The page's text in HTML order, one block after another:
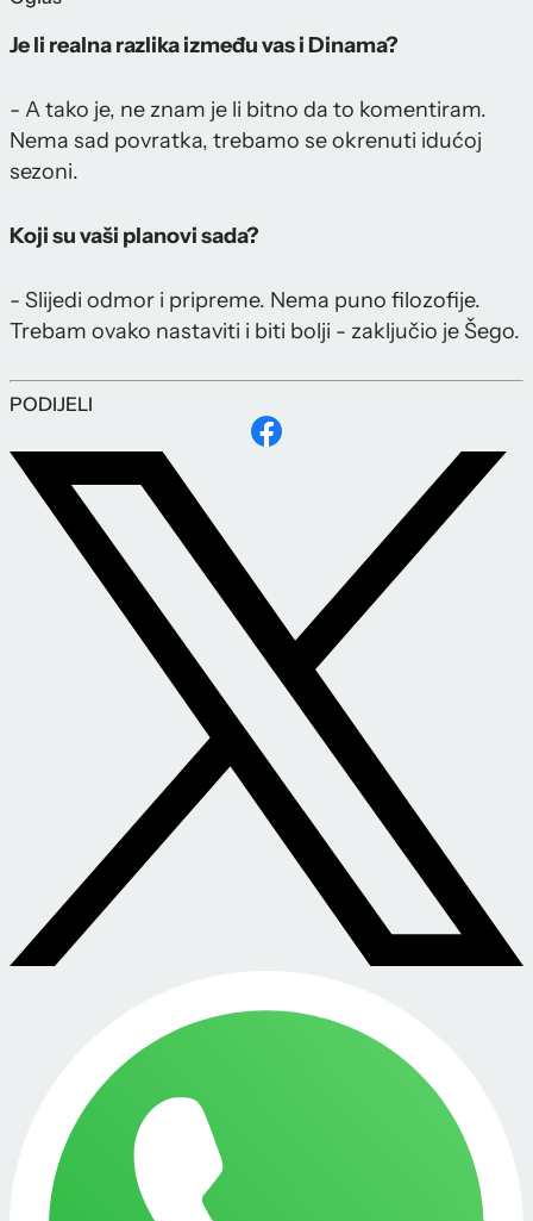
Je li realna razlika između vas i Dinama?
- A tako je, ne znam je li bitno da to komentiram.
Nema sad povratka, trebamo se okrenuti idućoj
sezoni.
Koji su vaši planovi sada?
- Slijedi odmor i pripreme. Nema puno filozofije.
Trebam ovako nastaviti i biti bolji - zaključio je Šego.
PODIJELI